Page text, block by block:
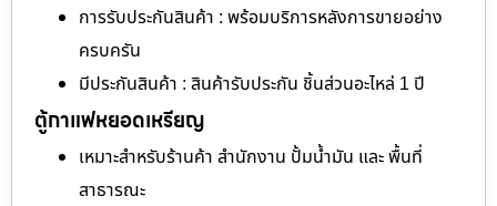
การรับประกันสินค้า : พร้อมบริการหลังการขายอย่าง
ครบครัน
มีประกันสินค้า : สินค้ารับประกัน ชิ้นส่วนอะไหล่ 1 ปี
ตู้กาแฟหยอดเหรียญ
เหมาะสำหรับร้านค้า สำนักงาน ปั้มน้ำมัน และ พื้นที่
สาธารณะ